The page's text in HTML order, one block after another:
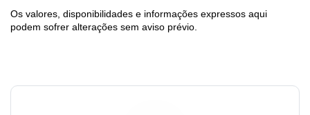
Os valores, disponibilidades e informações expressos aqui
podem sofrer alterações sem aviso prévio.